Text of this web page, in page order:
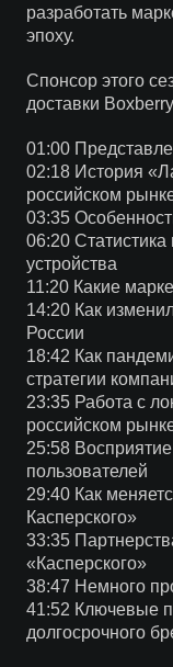
разработать
эпоху.
Спонсор этого
доставки
01:00
02:18 История
российском
03:35
06:20
устройства
11:20 Какие
14:20 Как
России
18:42 Как
стратегии
23:35 Работа с
российском
25:58
пользователей
29:40 Как
Касперского»
33:35
«Касперского»
38:47 Немного
41:52 Ключевые
долгосрочного